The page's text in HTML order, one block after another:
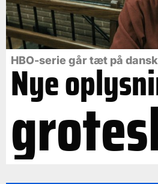
HBO-serie går tæt på
Nye